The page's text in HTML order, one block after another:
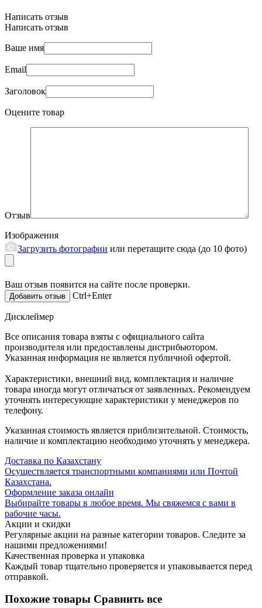
Написать отзыв
Написать отзыв
Ваше имя
Email
Заголовок
Оцените товар
Отзыв
Изображения
Загрузить фотографии или перетащите сюда (до 10 фото)
Ваш отзыв появится на сайте после проверки.
Ctrl+Enter
Дисклеймер
Все описания товара взяты с официального сайта
производителя или предоставлены дистрибьютором.
Указанная информация не является публичной офертой.
Характеристики, внешний вид, комплектация и наличие
товара иногда могут отличаться от заявленных. Рекомендуем
уточнять интересующие характеристики у менеджеров по
телефону.
Указанная стоимость является приблизительной. Стоимость,
наличие и комплектацию необходимо уточнять у менеджера.
Доставка по Казахстану
Осуществляется транспортными компаниями или Почтой
Казахстана.
Оформление заказа онлайн
Выбирайте товары в любое время. Мы свяжемся с вами в
рабочие часы.
Акции и скидки
Регулярные акции на разные категории товаров. Следите за
нашими предложениями!
Качественная проверка и упаковка
Каждый товар тщательно проверяется и упаковывается перед
отправкой.
Похожие товары Сравнить все